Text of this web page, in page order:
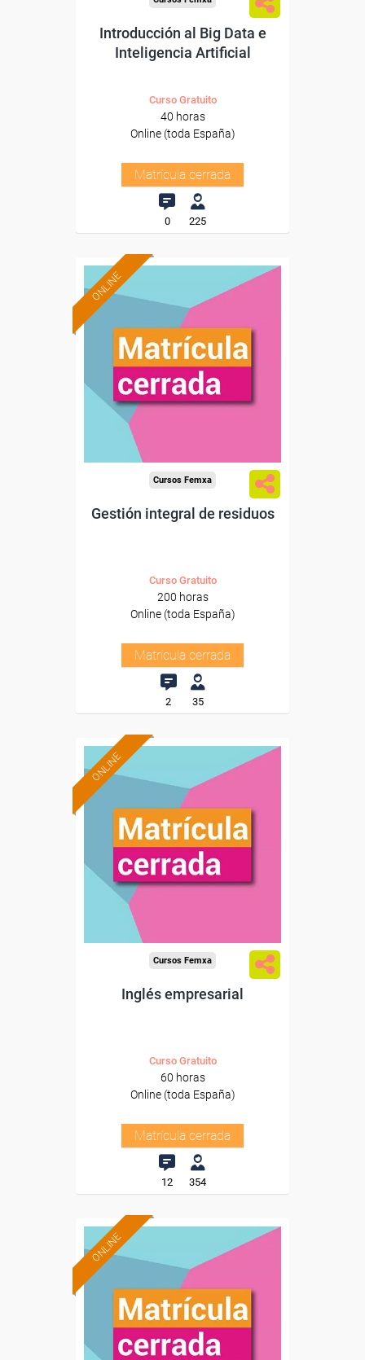
Introducción al Big Data e
Inteligencia Artificial
Curso Gratuito
40 horas
Online (toda España)
Matrícula cerrada
0 225
ONLINE
Cursos Femxa
Gestión integral de residuos
Curso Gratuito
200 horas
Online (toda España)
Matrícula cerrada
2 35
ONLINE
Cursos Femxa
Inglés empresarial
Curso Gratuito
60 horas
Online (toda España)
Matrícula cerrada
12 354
ONLINE